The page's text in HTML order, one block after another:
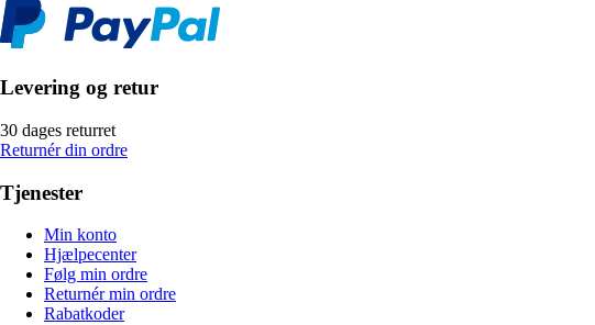
Levering og retur
30 dages returret
Returnér din ordre
Tjenester
Min konto
Hjælpecenter
Følg min ordre
Returnér min ordre
Rabatkoder